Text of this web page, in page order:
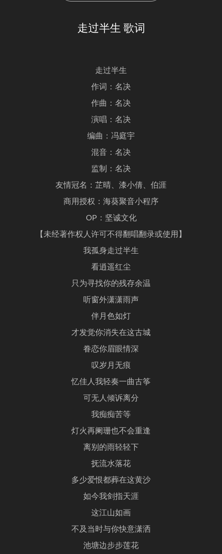
走过半生 歌词
走过半生
作词：名决
作曲：名决
演唱：名决
编曲：冯庭宇
混音：名决
监制：名决
友情冠名：芷晴、漆小倩、伯涯
商用授权：海葵聚音小程序
OP：坚诚文化
【未经著作权人许可不得翻唱翻录或使用】
我孤身走过半生
看逍遥红尘
只为寻找你的残存余温
听窗外潇潇雨声
伴月色如灯
才发觉你消失在这古城
眷恋你眉眼情深
叹岁月无痕
忆佳人我轻奏一曲古筝
可无人倾诉离分
我痴痴苦等
灯火再阑珊也不会重逢
离别的雨轻轻下
抚流水落花
多少爱恨都葬在这黄沙
如今我剑指天涯
这江山如画
不及当时与你快意潇洒
池塘边步步莲花